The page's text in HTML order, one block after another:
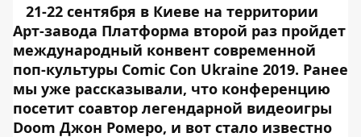
21-22 сентября в Киеве на территории
Арт-завода Платформа второй раз пройдет
международный конвент современной
поп-культуры Comic Con Ukraine 2019. Ранее
мы уже рассказывали, что конференцию
посетит соавтор легендарной видеоигры
Doom Джон Ромеро, и вот стало известно